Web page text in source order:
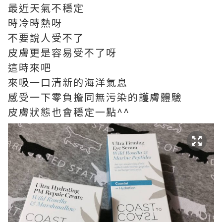
最近天氣不穩定
時冷時熱呀
不要說人受不了
皮膚更是容易受不了呀
這時來吧
來吸一口清新的海洋氣息
感受一下零負擔同無污染的護膚體驗
皮膚狀態也會穩定一點^^